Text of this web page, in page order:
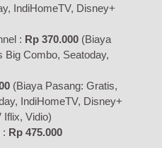
IndiHomeTV, Disney+
: Rp 370.000 (Biaya
Big Combo, Seatoday,
(Biaya Pasang: Gratis,
IndiHomeTV, Disney+
Iflix, Vidio)
: Rp 475.000